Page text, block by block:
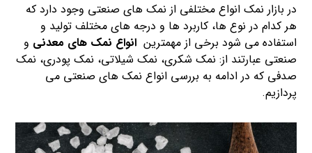
در بازار نمک انواع مختلفی از نمک های صنعتی وجود دارد که
هر کدام در نوع ها، کاربرد ها و درجه های مختلف تولید و
استفاده می شود برخی از مهمترینانواع نمک های معدنی و
صنعتی عبارتند از: نمک شکری، نمک شیلاتی، نمک پودری، نمک
صدفی که در ادامه به بررسی انواع نمک های صنعتی می
پردازیم.